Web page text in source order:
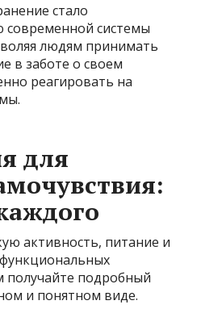
стало
системы
людям принимать
в заботе о своем
реагировать на
для
активность, питание и
подробный
и понятном виде.